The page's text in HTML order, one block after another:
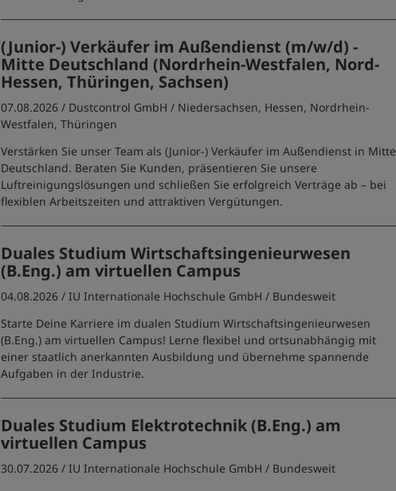
(Junior-) Verkäufer im Außendienst (m/w/d) -
Mitte Deutschland (Nordrhein-Westfalen, Nord-
Hessen, Thüringen, Sachsen)
07.08.2026 / Dustcontrol GmbH / Niedersachsen, Hessen, Nordrhein-
Westfalen, Thüringen
Verstärken Sie unser Team als (Junior-) Verkäufer im Außendienst in Mitte
Deutschland. Beraten Sie Kunden, präsentieren Sie unsere
Luftreinigungslösungen und schließen Sie erfolgreich Verträge ab – bei
flexiblen Arbeitszeiten und attraktiven Vergütungen.
Duales Studium Wirtschaftsingenieurwesen
(B.Eng.) am virtuellen Campus
04.08.2026 /IU Internationale Hochschule GmbH / Bundesweit
Starte Deine Karriere im dualen Studium Wirtschaftsingenieurwesen
(B.Eng.) am virtuellen Campus! Lerne flexibel und ortsunabhängig mit
einer staatlich anerkannten Ausbildung und übernehme spannende
Aufgaben in der Industrie.
Duales Studium Elektrotechnik (B.Eng.) am
virtuellen Campus
30.07.2026 /IU Internationale Hochschule GmbH / Bundesweit